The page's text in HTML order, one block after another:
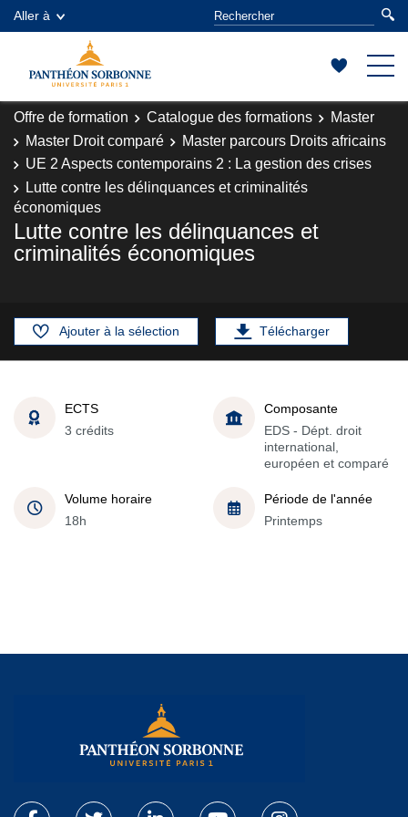
Aller à
Offre de formation Catalogue des formations
Master
Master Droit comparé
Master parcours Droits africains
UE 2 Aspects contemporains 2 : La gestion des crises
Lutte contre les délinquances et criminalités
économiques
Lutte contre les délinquances et
criminalités économiques
Ajouter à la sélection Télécharger
ECTS
3 crédits
Composante
EDS - Dépt. droit
international,
européen et comparé
Volume horaire
18h
Période de l'année
Printemps